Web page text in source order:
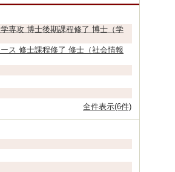
専攻 博士後期課程修了 博士（学
ス 修士課程修了 修士（社会情報
全件表示(6件)